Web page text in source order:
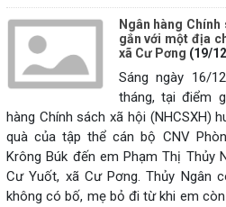
Ngân hàng
gắn với một địa
xã Cư Pơng (19/
Sáng ngày 16/
tháng, tại điểm
hàng Chính sách xã hội (NHCSXH)
quà của tập thể cán bộ CNV
Krông Búk đến em Phạm Thị Thủy
Cư Yuốt, xã Cư Pơng. Thủy Ngân
không có bố, mẹ bỏ đi từ khi em